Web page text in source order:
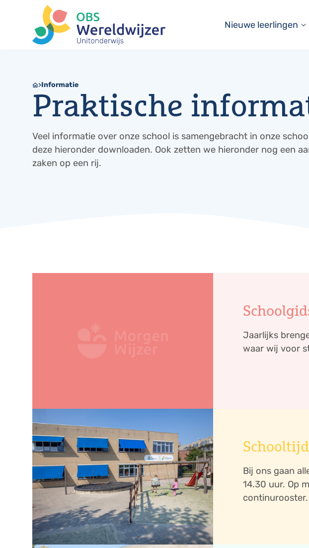
Nieuwe leerlingen
Informatie
Praktische
Veel informatie over onze school is samengebracht in onze
deze hieronder downloaden. Ook zetten we hieronder nog een
zaken op een rij.
Jaarlijks
waar wij voor
Bij ons gaan
14.30 uur. Op